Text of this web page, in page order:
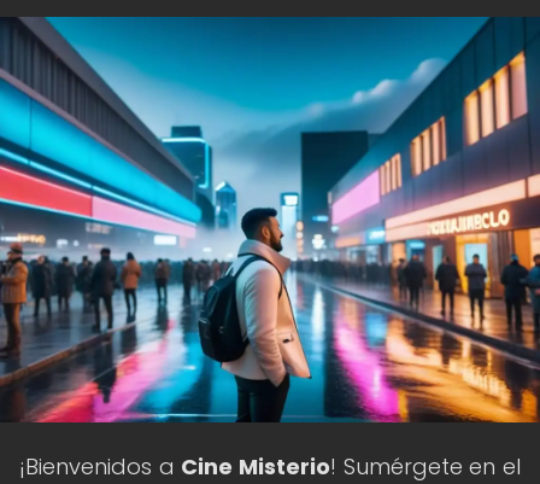
¡Bienvenidos a Cine Misterio! Sumérgete en el